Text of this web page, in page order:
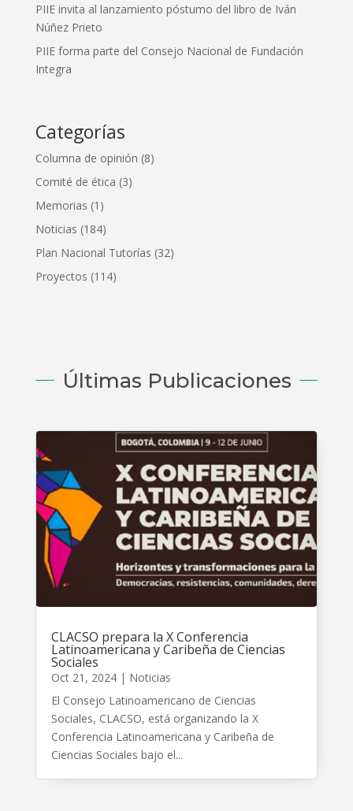
PIIE invita al lanzamiento póstumo del libro de Iván
Núñez Prieto
PIIE forma parte del Consejo Nacional de Fundación
Integra
Categorías
Columna de opinión (8)
Comité de ética (3)
Memorias (1)
Noticias (184)
Plan Nacional Tutorías (32)
Proyectos (114)
Últimas Publicaciones
CLACSO prepara la X Conferencia
Latinoamericana y Caribeña de Ciencias
Sociales
Oct 21, 2024| Noticias
El Consejo Latinoamericano de Ciencias
Sociales, CLACSO, está organizando la X
Conferencia Latinoamericana y Caribeña de
Ciencias Sociales bajo el...